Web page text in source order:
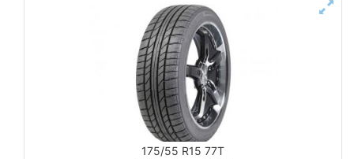
175/55 R15 77T